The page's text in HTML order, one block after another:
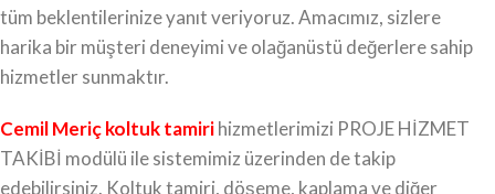
tüm beklentilerinize yanıt veriyoruz. Amacımız, sizlere
harika bir müşteri deneyimi ve olağanüstü değerlere sahip
hizmetler sunmaktır.
Cemil Meriç koltuk tamirihizmetlerimizi PROJE HİZMET
TAKİBİ modülü ile sistemimiz üzerinden de takip
edebilirsiniz. Koltuk tamiri, döşeme, kaplama ve diğer